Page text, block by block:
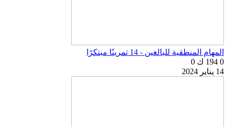
المهام المنطقية للبالغين - 14 تمرينًا مبتكرًا
0 194 ك
0
14 يناير 2024